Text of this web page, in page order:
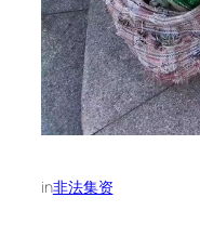
in非法集资